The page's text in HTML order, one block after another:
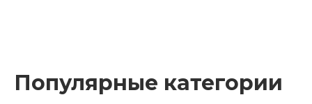
Популярные категории